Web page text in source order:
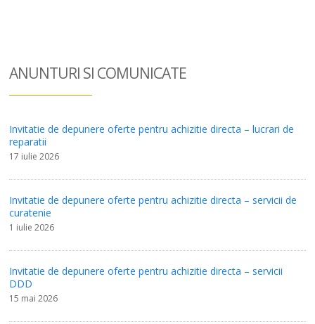
ANUNTURI SI COMUNICATE
Invitatie de depunere oferte pentru achizitie directa – lucrari de
reparatii
17 iulie 2026
Invitatie de depunere oferte pentru achizitie directa – servicii de
curatenie
1 iulie 2026
Invitatie de depunere oferte pentru achizitie directa – servicii
DDD
15 mai 2026